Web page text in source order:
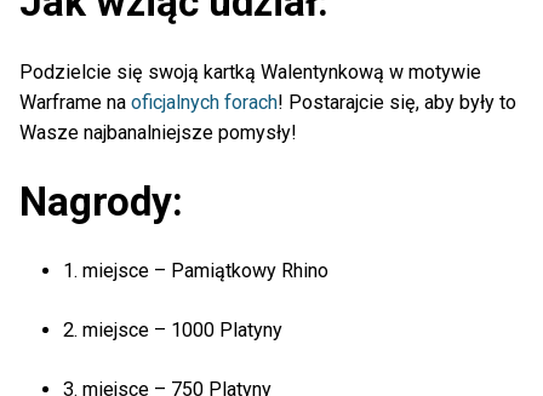
Podzielcie się swoją kartką Walentynkową w motywie
Warframe na oficjalnych forach! Postarajcie się, aby były to
Wasze najbanalniejsze pomysły!
Nagrody:
1. miejsce – Pamiątkowy Rhino
2. miejsce – 1000 Platyny
3. miejsce – 750 Platyny